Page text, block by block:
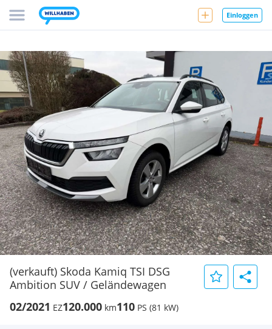
Einloggen
(verkauft) Skoda Kamiq TSI DSG
Ambition SUV / Geländewagen
02/2021 EZ120.000 km110 PS (81 kW)